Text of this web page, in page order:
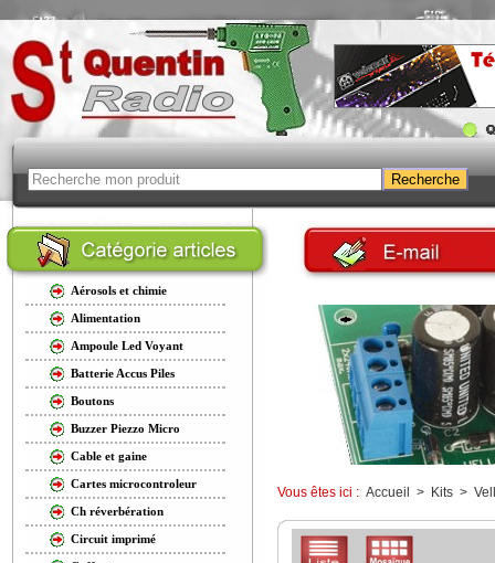
Aérosols et chimie
Alimentation
Ampoule Led Voyant
Batterie Accus Piles
Boutons
Buzzer Piezzo Micro
Cable et gaine
Cartes microcontroleur
Ch réverbération
Circuit imprimé
Vous êtes ici : Accueil > Kits>